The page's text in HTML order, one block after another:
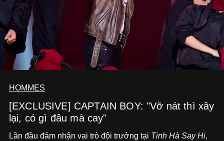
HOMMES
[EXCLUSIVE] CAPTAIN BOY: "Vỡ nát thì xây
lại, có gì đâu mà cay"
Lần đầu đảm nhận vai trò đội trưởng tại Tinh Hà Say Hi,